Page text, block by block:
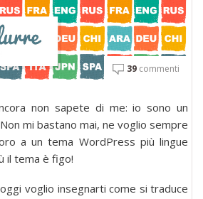
39 commenti
non sapete di me: io sono un
mi bastano mai, ne voglio sempre
a un tema WordPress più lingue
il tema è figo!
voglio insegnarti come si traduce